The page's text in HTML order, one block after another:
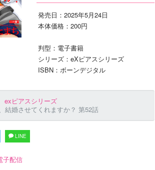
発売日：2025年5月24日
本体価格：200円
判型：電子書籍
シリーズ：eXピアスシリーズ
ISBN：ボーンデジタル
exピアスシリーズ
結婚させてくれますか？ 第52話
LINE
子配信